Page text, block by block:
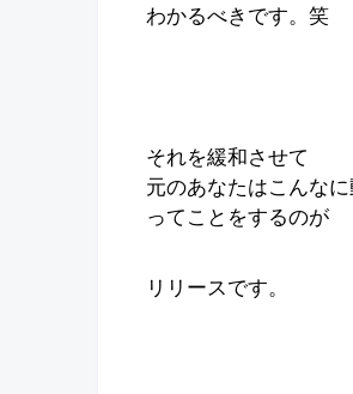
わかるべきです。笑
それを緩和させて
元のあなたはこんな
ってことをするのが
リリースです。